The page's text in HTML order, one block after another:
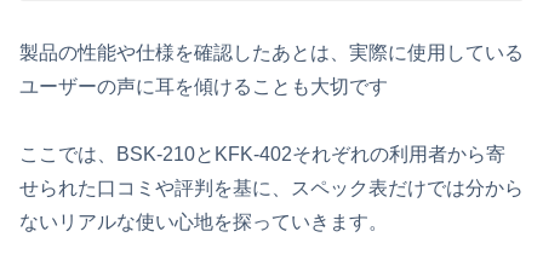
製品の性能や仕様を確認したあとは、実際に使用している
ユーザーの声に耳を傾けることも大切です
ここでは、BSK-210とKFK-402それぞれの利用者から寄
せられた口コミや評判を基に、スペック表だけでは分から
ないリアルな使い心地を探っていきます。